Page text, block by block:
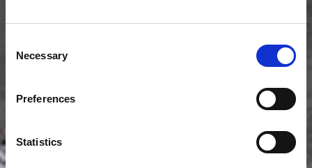
Selection
Necessary
Preferences
Statistics